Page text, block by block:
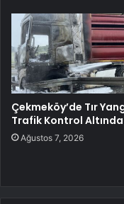
Çekmeköy’de Tır
Trafik Kontrol Altında
Ağustos 7, 2026